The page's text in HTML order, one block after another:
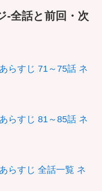
-全話と前回・次
らすじ 71～75話 ネ
らすじ 81～85話 ネ
らすじ 全話一覧 ネ